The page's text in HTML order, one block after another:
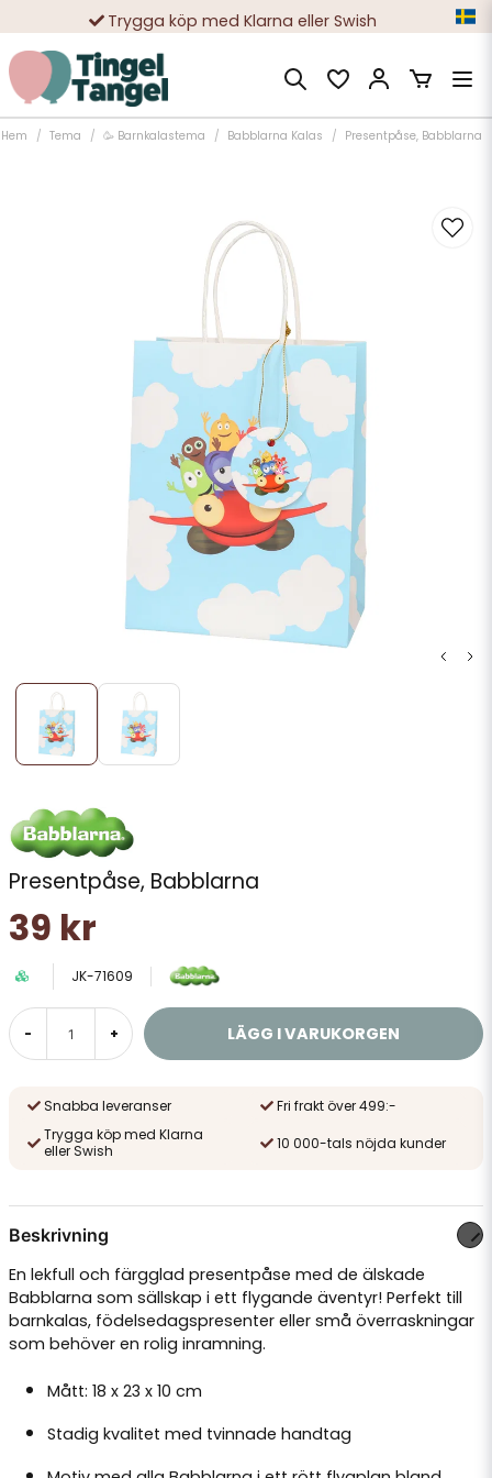
Trygga köp med Klarna eller Swish
10 000-tals nöjda kunder
Hem Tema 🥳 Barnkalastema Babblarna Kalas Presentpåse, Babblarna
Presentpåse, Babblarna
39 kr
JK-71609
- + LÄGG I VARUKORGEN
Snabba leveranser
Fri frakt över 499:-
Trygga köp med Klarna
eller Swish
10 000-tals nöjda kunder
Beskrivning
En lekfull och färgglad presentpåse med de älskade
Babblarna som sällskap i ett flygande äventyr! Perfekt till
barnkalas, födelsedagspresenter eller små överraskningar
som behöver en rolig inramning.
Mått: 18 x 23 x 10 cm
Stadig kvalitet med tvinnade handtag